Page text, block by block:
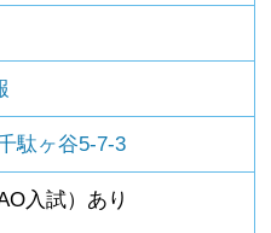
駄ヶ谷5-7-3
入試）あり